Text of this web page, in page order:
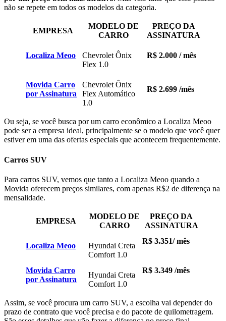
não se repete em todos os modelos da categoria.
EMPRESA
MODELO DE
CARRO
PREÇO DA
ASSINATURA
Localiza Meoo
Chevrolet Ônix
Flex 1.0
R$ 2.000 / mês
Movida Carro
por Assinatura
Chevrolet Ônix
Flex Automático
1.0
R$ 2.699 /mês
Ou seja, se você busca por um carro econômico a Localiza Meoo
pode ser a empresa ideal, principalmente se o modelo que você quer
estiver em uma das ofertas especiais que acontecem frequentemente.
Carros SUV
Para carros SUV, vemos que tanto a Localiza Meoo quando a
Movida oferecem preços similares, com apenas R$2 de diferença na
mensalidade.
EMPRESA
MODELO DE
CARRO
PREÇO DA
ASSINATURA
Localiza Meoo
Hyundai Creta
Comfort 1.0
R$ 3.351/ mês
Movida Carro
por Assinatura
Hyundai Creta
Comfort 1.0
R$ 3.349 /mês
Assim, se você procura um carro SUV, a escolha vai depender do
prazo de contrato que você precisa e do pacote de quilometragem.